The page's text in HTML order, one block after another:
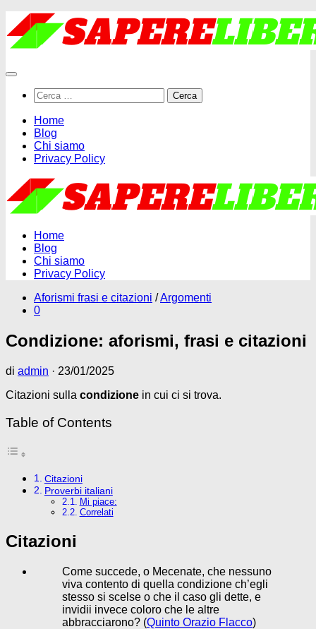
Salta
al
contenuto
Ricerca
per:
Home
Blog
Chi siamo
Privacy Policy
Home
Blog
Chi siamo
Privacy Policy
Aforismi frasi e citazioni /Argomenti
0
Condizione: aforismi, frasi e citazioni
di admin · 23/01/2025
Citazioni sulla condizione in cui ci si trova.
Table of Contents
Citazioni
Proverbi italiani
Mi piace:
Correlati
Citazioni
Come succede, o Mecenate, che nessuno
viva contento di quella condizione ch’egli
stesso si scelse o che il caso gli dette, e
invidii invece coloro che le altre
abbracciarono? (Quinto Orazio Flacco)